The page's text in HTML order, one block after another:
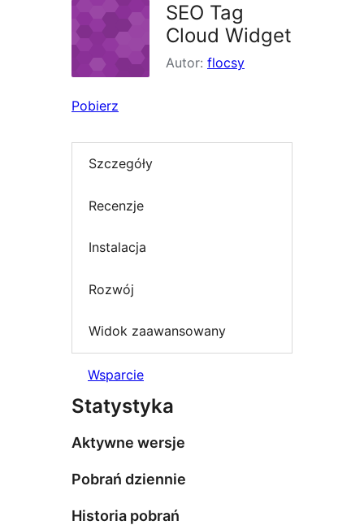
SEO Tag
Cloud Widget
Autor: flocsy
Pobierz
Szczegóły
Recenzje
Instalacja
Rozwój
Widok zaawansowany
Wsparcie
Statystyka
Aktywne wersje
Pobrań dziennie
Historia pobrań